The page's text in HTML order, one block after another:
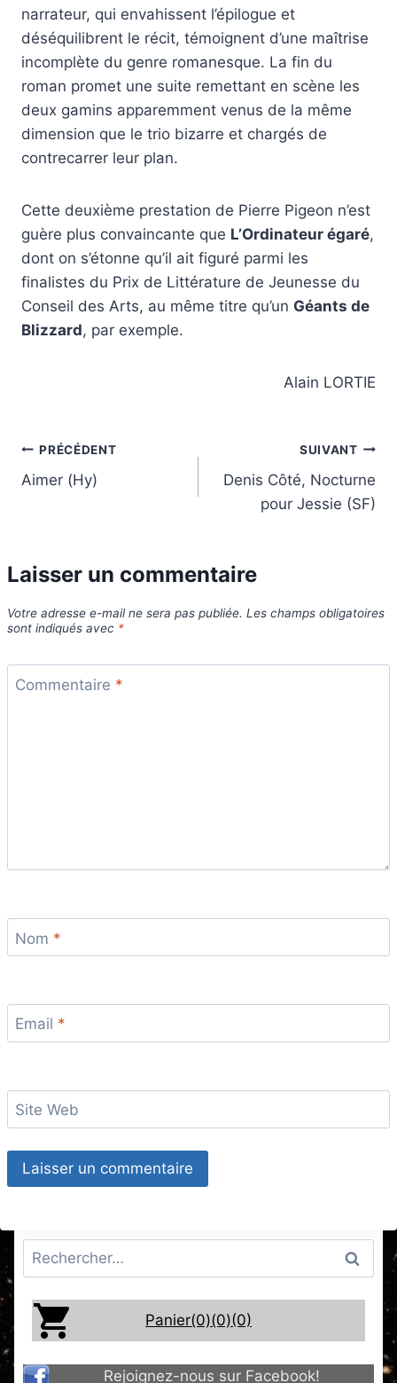
narrateur, qui envahissent l’épilogue et
déséquilibrent le récit, témoignent d’une maîtrise
incomplète du genre romanesque. La fin du
roman promet une suite remettant en scène les
deux gamins apparemment venus de la même
dimension que le trio bizarre et chargés de
contrecarrer leur plan.
Cette deuxième prestation de Pierre Pigeon n’est
guère plus convaincante que L’Ordinateur égaré,
dont on s’étonne qu’il ait figuré parmi les
finalistes du Prix de Littérature de Jeunesse du
Conseil des Arts, au même titre qu’un Géants de
Blizzard, par exemple.
Alain LORTIE
Navigation
de
PRÉCÉDENT
Aimer (Hy)
SUIVANT
Denis Côté, Nocturne
pour Jessie (SF)
Laisser un commentaire
Votre adresse e-mail ne sera pas publiée. Les champs obligatoires
sont indiqués avec *
Commentaire *
Nom *
Email *
Site Web
Rechercher :
Panier(0)(0)(0)
Rejoignez-nous sur Facebook!